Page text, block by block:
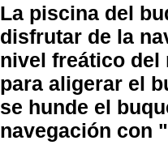
La piscina del
disfrutar de la
nivel freático del
para aligerar el
se hunde el
navegación con